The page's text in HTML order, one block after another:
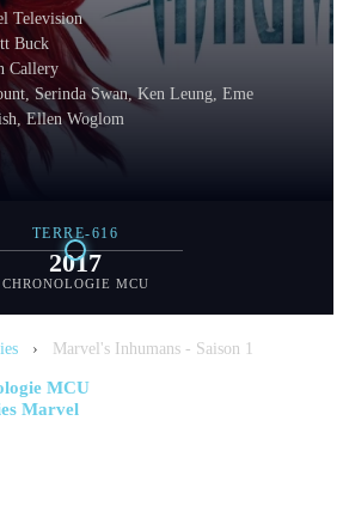
Television
Buck
Callery
Serinda Swan, Ken Leung, Eme
Ellen Woglom
TERRE-616
2017
CHRONOLOGIE MCU
› Marvel's Inhumans - Saison 1
MCU
Marvel